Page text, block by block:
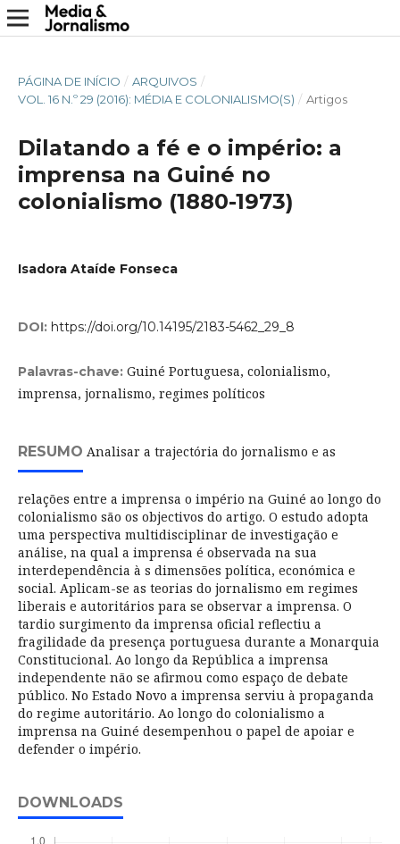
PÁGINA DE INÍCIO / ARQUIVOS /
VOL. 16 N.º 29 (2016): MÉDIA E COLONIALISMO(S) / Artigos
Dilatando a fé e o império: a
imprensa na Guiné no
colonialismo (1880-1973)
Isadora Ataíde Fonseca
DOI: https://doi.org/10.14195/2183-5462_29_8
Palavras-chave: Guiné Portuguesa, colonialismo,
imprensa, jornalismo, regimes políticos
RESUMO Analisar a trajectória do jornalismo e as
relações entre a imprensa o império na Guiné ao longo do
colonialismo são os objectivos do artigo. O estudo adopta
uma perspectiva multidisciplinar de investigação e
análise, na qual a imprensa é observada na sua
interdependência à s dimensões política, económica e
social. Aplicam-se as teorias do jornalismo em regimes
liberais e autoritários para se observar a imprensa. O
tardio surgimento da imprensa oficial reflectiu a
fragilidade da presença portuguesa durante a Monarquia
Constitucional. Ao longo da República a imprensa
independente não se afirmou como espaço de debate
público. No Estado Novo a imprensa serviu à propaganda
do regime autoritário. Ao longo do colonialismo a
imprensa na Guiné desempenhou o papel de apoiar e
defender o império.
DOWNLOADS